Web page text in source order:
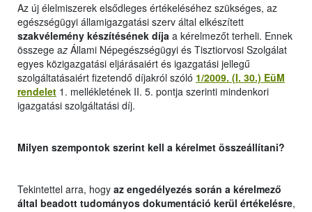
Az új élelmiszerek elsődleges értékeléséhez szükséges, az
egészségügyi államigazgatási szerv által elkészített
szakvélemény készítésének díja a kérelmezőt terheli. Ennek
összege az Állami Népegészségügyi és Tisztiorvosi Szolgálat
egyes közigazgatási eljárásaiért és igazgatási jellegű
szolgáltatásaiért fizetendő díjakról szóló 1/2009. (I. 30.) EüM
rendelet 1. mellékletének II. 5. pontja szerinti mindenkori
igazgatási szolgáltatási díj.
Milyen szempontok szerint kell a kérelmet összeállítani?
Tekintettel arra, hogy az engedélyezés során a kérelmező
által beadott tudományos dokumentáció kerül értékelésre,